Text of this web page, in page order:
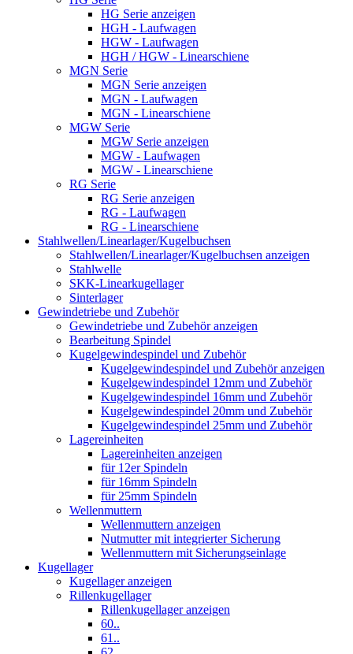
HG Serie anzeigen
HGH - Laufwagen
HGW - Laufwagen
HGH / HGW - Linearschiene
MGN Serie
MGN Serie anzeigen
MGN - Laufwagen
MGN - Linearschiene
MGW Serie
MGW Serie anzeigen
MGW - Laufwagen
MGW - Linearschiene
RG Serie
RG Serie anzeigen
RG - Laufwagen
RG - Linearschiene
Stahlwellen/Linearlager/Kugelbuchsen
Stahlwellen/Linearlager/Kugelbuchsen anzeigen
Stahlwelle
SKK-Linearkugellager
Sinterlager
Gewindetriebe und Zubehör
Gewindetriebe und Zubehör anzeigen
Bearbeitung Spindel
Kugelgewindespindel und Zubehör
Kugelgewindespindel und Zubehör anzeigen
Kugelgewindespindel 12mm und Zubehör
Kugelgewindespindel 16mm und Zubehör
Kugelgewindespindel 20mm und Zubehör
Kugelgewindespindel 25mm und Zubehör
Lagereinheiten
Lagereinheiten anzeigen
für 12er Spindeln
für 16mm Spindeln
für 25mm Spindeln
Wellenmuttern
Wellenmuttern anzeigen
Nutmutter mit integrierter Sicherung
Wellenmuttern mit Sicherungseinlage
Kugellager
Kugellager anzeigen
Rillenkugellager
Rillenkugellager anzeigen
60..
61..